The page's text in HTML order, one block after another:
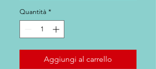
Quantità *
Aggiungi al carrello